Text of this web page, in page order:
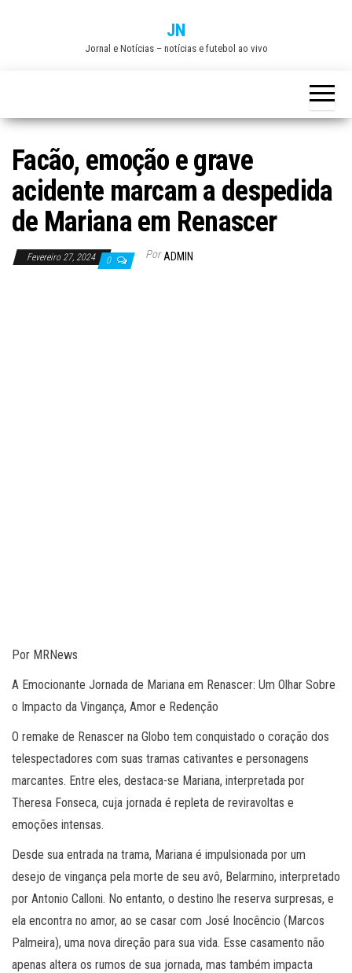
JN
Jornal e Notícias – notícias e futebol ao vivo
Facão, emoção e grave
acidente marcam a despedida
de Mariana em Renascer
Fevereiro 27, 2024 0 Por ADMIN
Por MRNews
A Emocionante Jornada de Mariana em Renascer: Um Olhar Sobre
o Impacto da Vingança, Amor e Redenção
O remake de Renascer na Globo tem conquistado o coração dos
telespectadores com suas tramas cativantes e personagens
marcantes. Entre eles, destaca-se Mariana, interpretada por
Theresa Fonseca, cuja jornada é repleta de reviravoltas e
emoções intensas.
Desde sua entrada na trama, Mariana é impulsionada por um
desejo de vingança pela morte de seu avô, Belarmino, interpretado
por Antonio Calloni. No entanto, o destino lhe reserva surpresas, e
ela encontra no amor, ao se casar com José Inocêncio (Marcos
Palmeira), uma nova direção para sua vida. Esse casamento não
apenas altera os rumos de sua jornada, mas também impacta